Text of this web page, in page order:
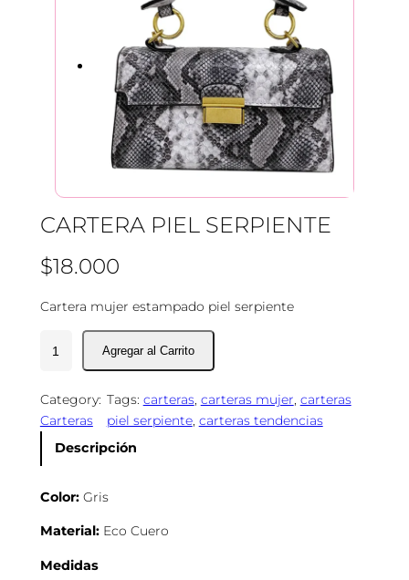
CARTERA PIEL SERPIENTE
$18.000
Cartera mujer estampado piel serpiente
t
e
a
i
e
S
Category:
Carteras
Tags: carteras, carteras mujer, carteras
piel serpiente, carteras tendencias
Descripción
Color: Gris
Material:Eco Cuero
Medidas